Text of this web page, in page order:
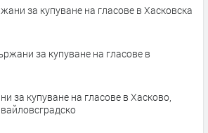
за купуване на гласове в Хасковска
за купуване на гласове в
за купуване на гласове в Хасково,